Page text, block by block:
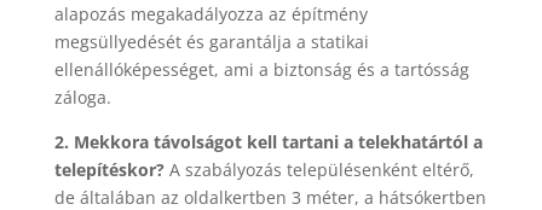
alapozás megakadályozza az építmény
megsüllyedését és garantálja a statikai
ellenállóképességet, ami a biztonság és a tartósság
záloga.
2. Mekkora távolságot kell tartani a telekhatártól a
telepítéskor?A szabályozás településenként eltérő,
de általában az oldalkertben 3 méter, a hátsókertben